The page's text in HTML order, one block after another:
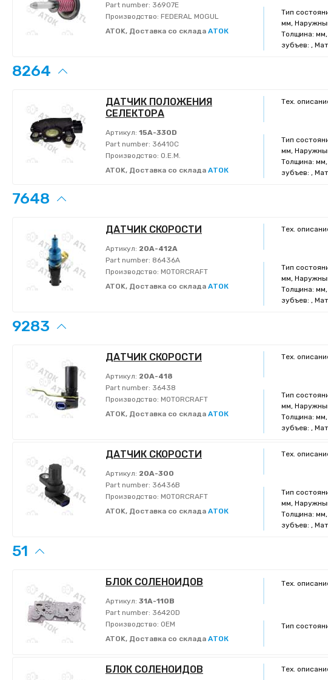
Part number: 36907E
Производство: FEDERAL MOGUL
ATOK, Доставка со склада АТОК
Тип
мм,
Толщина:
зубъев: ,
8264
ДАТЧИК ПОЛОЖЕНИЯ
СЕЛЕКТОРА
Артикул: 15A-330D
Part number: 36410C
Производство: O.E.M.
ATOK, Доставка со склада АТОК
Тех.
Тип
мм,
Толщина:
зубъев: ,
7648
ДАТЧИК СКОРОСТИ
Артикул: 20A-412A
Part number: 86436A
Производство: MOTORCRAFT
ATOK, Доставка со склада АТОК
Тех.
Тип
мм,
Толщина:
зубъев: ,
9283
ДАТЧИК СКОРОСТИ
Артикул: 20A-418
Part number: 36438
Производство: MOTORCRAFT
ATOK, Доставка со склада АТОК
Тех.
Тип
мм,
Толщина:
зубъев: ,
ДАТЧИК СКОРОСТИ
Артикул: 20A-300
Part number: 36436B
Производство: MOTORCRAFT
ATOK, Доставка со склада АТОК
Тех.
Тип
мм,
Толщина:
зубъев: ,
51
БЛОК СОЛЕНОИДОВ
Артикул: 31A-110B
Part number: 36420D
Производство: OEM
ATOK, Доставка со склада АТОК
Тех.
Тип
БЛОК СОЛЕНОИДОВ Тех.